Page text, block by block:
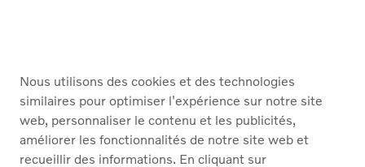
Nous utilisons des cookies et des technologies
similaires pour optimiser l'expérience sur notre site
web, personnaliser le contenu et les publicités,
améliorer les fonctionnalités de notre site web et
recueillir des informations. En cliquant sur